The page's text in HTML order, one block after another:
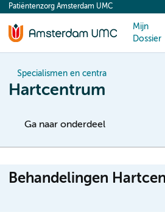
content
Patiëntenzorg Amsterdam UMC
Mijn
Dossier
Specialismen en centra
Hartcentrum
Ga naar onderdeel
Behandelingen